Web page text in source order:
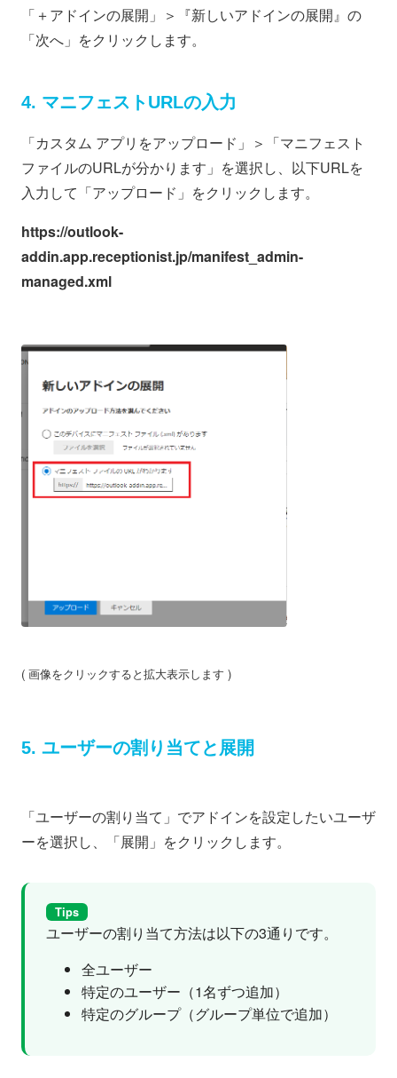
「＋アドインの展開」＞『新しいアドインの展開』の
「次へ」をクリックします。
4. マニフェストURLの入力
「カスタム アプリをアップロード」＞「マニフェスト
ファイルのURLが分かります」を選択し、以下URLを
入力して「アップロード」をクリックします。
https://outlook-
addin.app.receptionist.jp/manifest_admin-
managed.xml
( 画像をクリックすると拡大表示します )
5. ユーザーの割り当てと展開
「ユーザーの割り当て」でアドインを設定したいユーザ
ーを選択し、「展開」をクリックします。
Tips
ユーザーの割り当て方法は以下の3通りです。
全ユーザー
特定のユーザー（1名ずつ追加）
特定のグループ（グループ単位で追加）